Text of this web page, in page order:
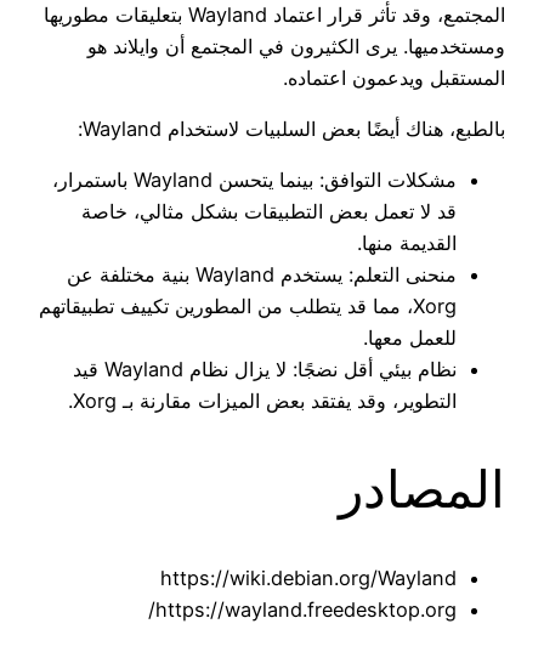
المجتمع، وقد تأثر قرار اعتماد Wayland بتعليقات مطوريها
ومستخدميها. يرى الكثيرون في المجتمع أن وايلاند هو
المستقبل ويدعمون اعتماده.
بالطبع، هناك أيضًا بعض السلبيات لاستخدام Wayland:
مشكلات التوافق: بينما يتحسن Wayland باستمرار،
قد لا تعمل بعض التطبيقات بشكل مثالي، خاصة
القديمة منها.
منحنى التعلم: يستخدم Wayland بنية مختلفة عن
Xorg، مما قد يتطلب من المطورين تكييف تطبيقاتهم
للعمل معها.
نظام بيئي أقل نضجًا: لا يزال نظام Wayland قيد
التطوير، وقد يفتقد بعض الميزات مقارنة بـ Xorg.
المصادر
https://wiki.debian.org/Wayland
https://wayland.freedesktop.org/